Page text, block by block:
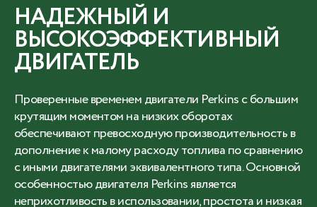
НАДЕЖНЫЙ И
ВЫСОКОЭФФЕКТИВНЫЙ
ДВИГАТЕЛЬ
Проверенные временем двигатели Perkins с большим
крутящим моментом на низких оборотах
обеспечивают превосходную производительность в
дополнение к малому расходу топлива по сравнению
с иными двигателями эквивалентного типа. Основной
особенностью двигателя Perkins является
неприхотливость в использовании, простота и низкая